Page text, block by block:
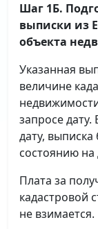
Шаг 1Б.
выписки из
объекта
Указанная
величине
запросе
дату,
состоянию на
Плата за
кадастровой
не взимается.